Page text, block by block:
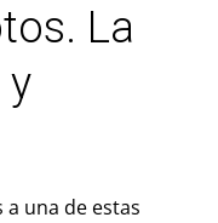
La
y
a una de estas